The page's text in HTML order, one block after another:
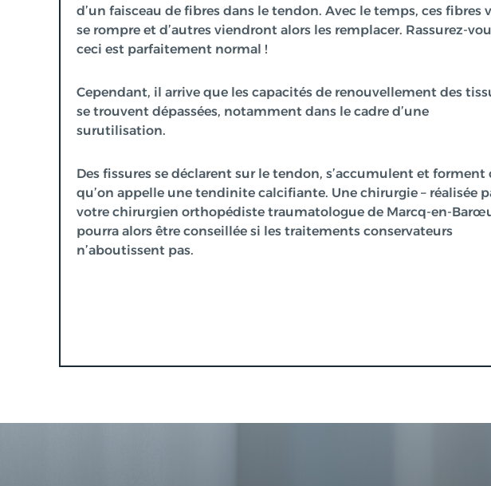
d’un faisceau de fibres dans le tendon. Avec le temps, ces fibres
se rompre et d’autres viendront alors les remplacer. Rassurez-
ceci est parfaitement normal !
Cependant, il arrive que les capacités de renouvellement des
se trouvent dépassées, notamment dans le cadre d’une
surutilisation.
Des fissures se déclarent sur le tendon, s’accumulent et forment
qu’on appelle une tendinite calcifiante. Une chirurgie – réalisée
votre chirurgien orthopédiste traumatologue de Marcq-en-
pourra alors être conseillée si les traitements conservateurs
n’aboutissent pas.